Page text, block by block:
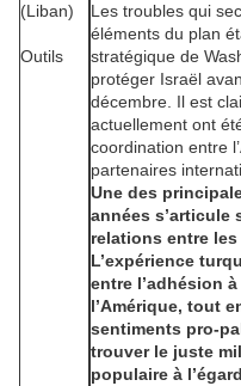
(Liban)
Outils
Les troubles qui
éléments du plan
stratégique de
protéger Israël
décembre. Il est
actuellement ont
coordination entre
partenaires
Une des
années s’articule
relations entre
L’expérience
entre l’adhésion
l’Amérique, tout
sentiments pro-
trouver le juste
populaire à